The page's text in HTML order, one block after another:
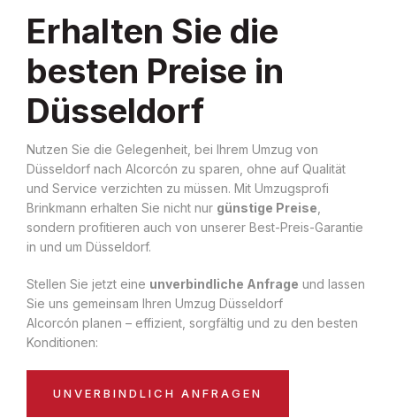
Erhalten Sie die
besten Preise in
Düsseldorf
Nutzen Sie die Gelegenheit, bei Ihrem Umzug von
Düsseldorf nach Alcorcón zu sparen, ohne auf Qualität
und Service verzichten zu müssen. Mit Umzugsprofi
Brinkmann erhalten Sie nicht nur günstige Preise
sondern profitieren auch von unserer Best-Preis-Garantie
in und um Düsseldorf.
Stellen Sie jetzt eine unverbindliche Anfrage und lassen
Sie uns gemeinsam Ihren Umzug Düsseldorf
Alcorcón planen – effizient, sorgfältig und zu den besten
Konditionen:
UNVERBINDLICH ANFRAGEN